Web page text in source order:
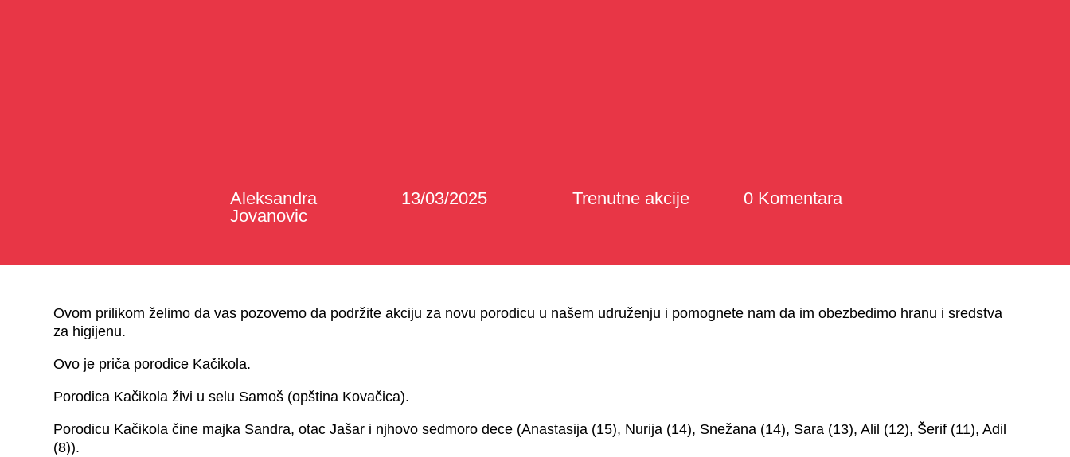
Aleksandra
Jovanovic
13/03/2025 Trenutne akcije 0 Komentara
Ovom prilikom želimo da vas pozovemo da podržite akciju za novu porodicu u našem udruženju i pomognete nam da im obezbedimo hranu i sredstva
za higijenu.
Ovo je priča porodice Kačikola.
Porodica Kačikola živi u selu Samoš (opština Kovačica).
Porodicu Kačikola čine majka Sandra, otac Jašar i njhovo sedmoro dece (Anastasija (15), Nurija (14), Snežana (14), Sara (13), Alil (12), Šerif (11), Adil
(8)).